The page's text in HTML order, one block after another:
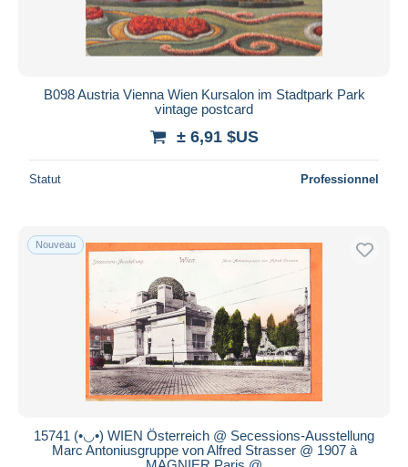
B098 Austria Vienna Wien Kursalon im Stadtpark Park
vintage postcard
± 6,91 $US
Statut Professionnel
Nouveau
15741 (•◡•) WIEN Österreich @ Secessions-Ausstellung
Marc Antoniusgruppe von Alfred Strasser @ 1907 à